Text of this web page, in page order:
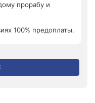
прорабу и
100% предоплаты.